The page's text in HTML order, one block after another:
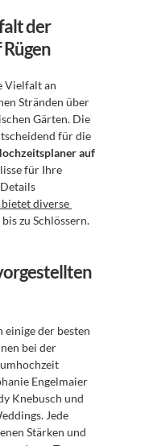
der
Vielfalt an
Stränden über
Gärten. Die
für die
auf
für Ihre
bietet diverse
zu Schlössern.
bei der
Engelmaier
Knebusch und
Jede
Stärken und